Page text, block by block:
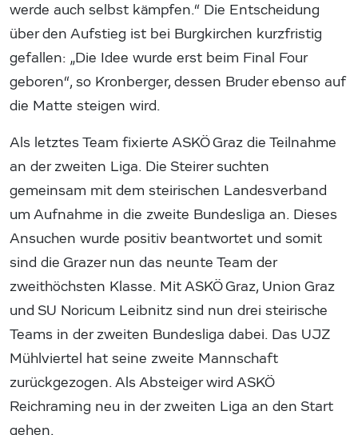
werde auch selbst kämpfen.“ Die Entscheidung
über den Aufstieg ist bei Burgkirchen kurzfristig
gefallen: „Die Idee wurde erst beim Final Four
geboren“, so Kronberger, dessen Bruder ebenso auf
die Matte steigen wird.
Als letztes Team fixierte ASKÖ Graz die Teilnahme
an der zweiten Liga. Die Steirer suchten
gemeinsam mit dem steirischen Landesverband
um Aufnahme in die zweite Bundesliga an. Dieses
Ansuchen wurde positiv beantwortet und somit
sind die Grazer nun das neunte Team der
zweithöchsten Klasse. Mit ASKÖ Graz, Union Graz
und SU Noricum Leibnitz sind nun drei steirische
Teams in der zweiten Bundesliga dabei. Das UJZ
Mühlviertel hat seine zweite Mannschaft
zurückgezogen. Als Absteiger wird ASKÖ
Reichraming neu in der zweiten Liga an den Start
gehen.